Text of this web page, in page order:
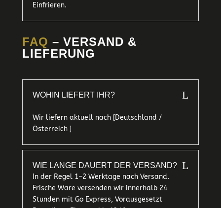
Einfrieren.
FAQ – VERSAND &
LIEFERUNG
WOHIN LIEFERT IHR? L
Wir liefern aktuell nach [Deutschland /
Österreich ]
WIE LANGE DAUERT DER VERSAND? L
In der Regel 1–2 Werktage nach Versand.
Frische Ware versenden wir innerhalb 24
Stunden mit Go Express, Vorausgesetzt